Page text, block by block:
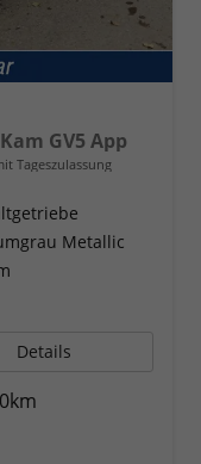
GV5 App
Tageszulassung
Metallic
Details